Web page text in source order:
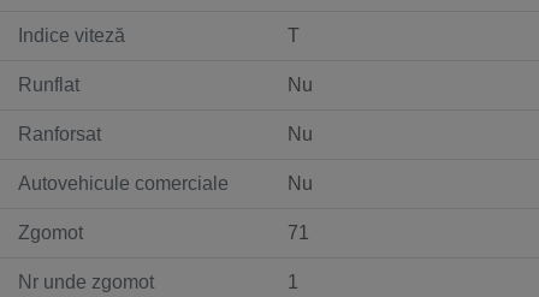
Indice viteză T
Runflat Nu
Ranforsat Nu
Autovehicule comerciale Nu
Zgomot 71
Nr unde zgomot 1